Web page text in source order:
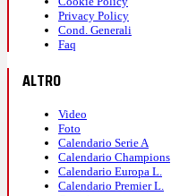
Privacy Policy
Cond. Generali
Faq
ALTRO
Video
Foto
Calendario Serie A
Calendario Champions
Calendario Europa L.
Calendario Premier L.